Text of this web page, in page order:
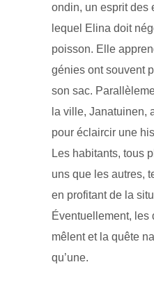
ondin, un esprit des
lequel Elina doit
poisson. Elle
génies ont souvent
son sac.
la ville, Janatuinen,
pour éclaircir une
Les habitants, tous
uns que les autres,
en profitant de la
Éventuellement, les
mêlent et la quête
qu’une.